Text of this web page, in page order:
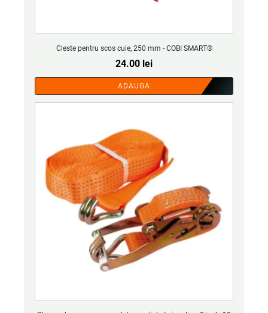
Cleste pentru scos cuie, 250 mm - COBI SMART®
24.00 lei
ADAUGA